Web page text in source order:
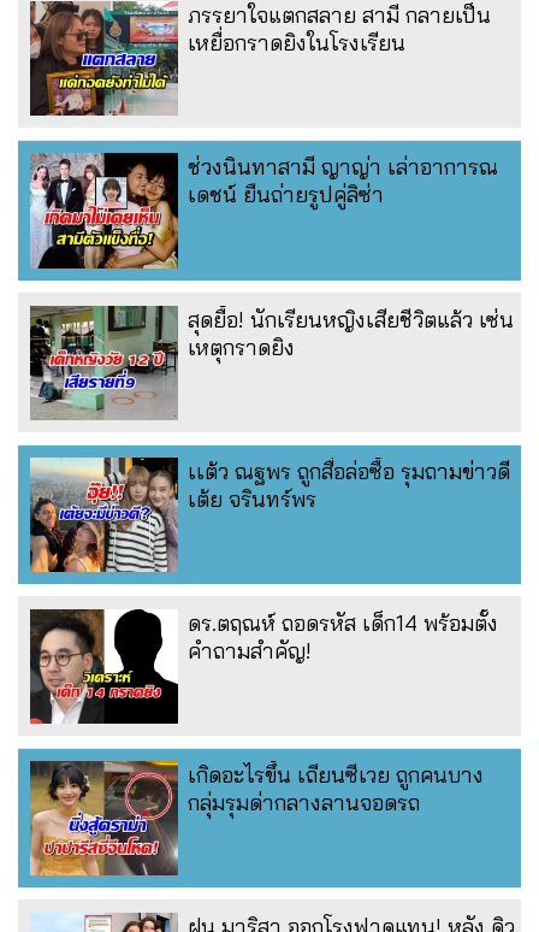
ภรรยาใจแตกสลาย สามี กลายเป็น
เหยื่อกราดยิงในโรงเรียน
ช่วงนินทาสามี ญาญ่า เล่าอาการณ
เดชน์ ยืนถ่ายรูปคู่ลิซ่า
สุดยื้อ! นักเรียนหญิงเสียชีวิตแล้ว เซ่น
เหตุกราดยิง
เเต้ว ณฐพร ถูกสื่อล่อซื้อ รุมถามข่าวดี
เต้ย จรินทร์พร
ดร.ตฤณห์ ถอดรหัส เด็ก14 พร้อมตั้ง
คำถามสำคัญ!
เกิดอะไรขึ้น เถียนซีเวย ถูกคนบาง
กลุ่มรุมด่ากลางลานจอดรถ
ฝน มาริสา ออกโรงฟาดแทน! หลัง ดิว